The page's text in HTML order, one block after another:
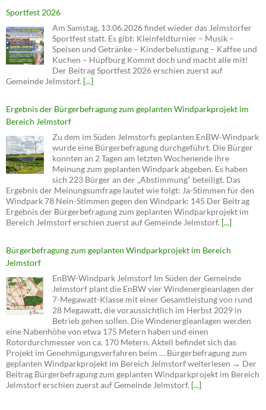
Kuchen – Hüpfburg Kommt doch und macht alle mit!
Der Beitrag Sportfest 2026 erschien zuerst auf
Gemeinde Jelmstorf.[...]
Ergebnis der Bürgerbefragung zum geplanten Windparkprojekt im
Bereich Jelmstorf
konnten an 2 Tagen am letzten Wochenende ihre
Meinung zum geplanten Windpark abgeben. Es haben
sich 223 Bürger an der „Abstimmung“ beteiligt. Das
Ergebnis der Meinungsumfrage lautet wie folgt: Ja-Stimmen für den
Windpark 78 Nein-Stimmen gegen den Windpark: 145 Der Beitrag
Ergebnis der Bürgerbefragung zum geplanten Windparkprojekt im
Bereich Jelmstorf erschien zuerst auf Gemeinde Jelmstorf.[...]
Bürgerbefragung zum geplanten Windparkprojekt im Bereich
Jelmstorf
7-Megawatt-Klasse mit einer Gesamtleistung von rund
Betrieb gehen sollen. Die Windenergieanlagen werden
eine Nabenhöhe von etwa 175 Metern haben und einen
Rotordurchmesser von ca. 170 Metern. Aktell befindet sich das
Projekt im Genehmigungsverfahren beim … Bürgerbefragung zum
geplanten Windparkprojekt im Bereich Jelmstorf weiterlesen → Der
Beitrag Bürgerbefragung zum geplanten Windparkprojekt im Bereich
Jelmstorf erschien zuerst auf Gemeinde Jelmstorf.[...]
Ratssitzung der Gemeinde am 13. 07. 2026
Der Rat der Gemeinde trifft sich am Montag, 13.07.2026